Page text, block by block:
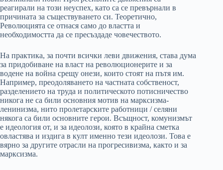
реагирали на този неуспех, като са се превърнали в
причината за съществуването си. Теоретично,
Революцията се отнася само до властта и
необходимостта да се пресъздаде човечеството.
На практика, за почти всички леви движения, става дума
за придобиване на власт на революционерите и за
водене на война срещу онези, които стоят на пътя им.
Например, преодоляването на частната собственост,
разделението на труда и политическото потисничество
никога не са били основния мотив на марксизма-
ленинизма, нито пролетарските работници / селяни
някога са били основните герои. Всъщност, комунизмът
е идеология от, и за идеолози, която в крайна сметка
овластява и издига в култ именно тези идеолози. Това е
вярно за другите отрасли на прогресивизма, както и за
марксизма.